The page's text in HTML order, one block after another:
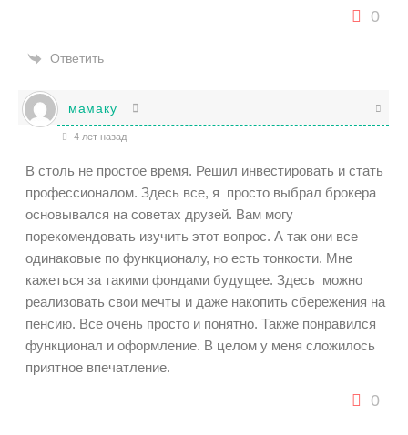
0
Ответить
мамаку
4 лет назад
В столь не простое время. Решил инвестировать и стать
профессионалом. Здесь все, я просто выбрал брокера
основывался на советах друзей. Вам могу
порекомендовать изучить этот вопрос. А так они все
одинаковые по функционалу, но есть тонкости. Мне
кажеться за такими фондами будущее. Здесь можно
реализовать свои мечты и даже накопить сбережения на
пенсию. Все очень просто и понятно. Также понравился
функционал и оформление. В целом у меня сложилось
приятное впечатление.
0